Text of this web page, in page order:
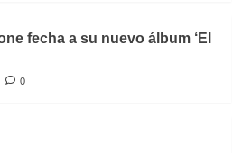
fecha a su nuevo álbum ‘El
0